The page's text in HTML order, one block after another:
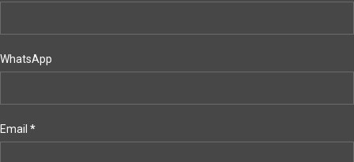
WhatsApp
Email *